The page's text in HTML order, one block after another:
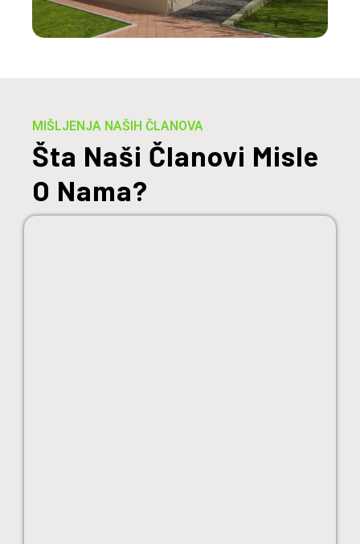
MIŠLJENJA NAŠIH ČLANOVA
Šta Naši Članovi Misle
O Nama?